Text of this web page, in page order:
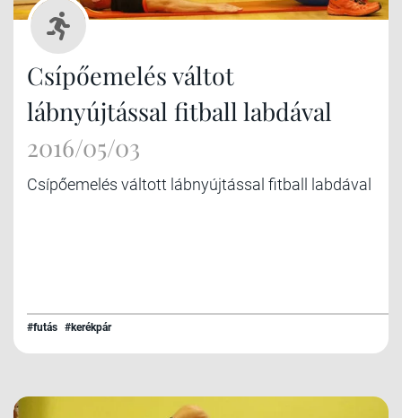
Csípőemelés váltot
lábnyújtással fitball labdával
2016/05/03
Csípőemelés váltott lábnyújtással fitball labdával
#futás #kerékpár